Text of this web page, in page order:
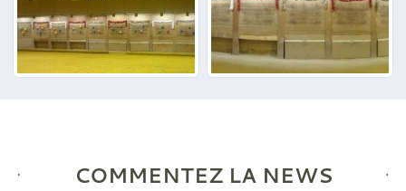
COMMENTEZ LA NEWS